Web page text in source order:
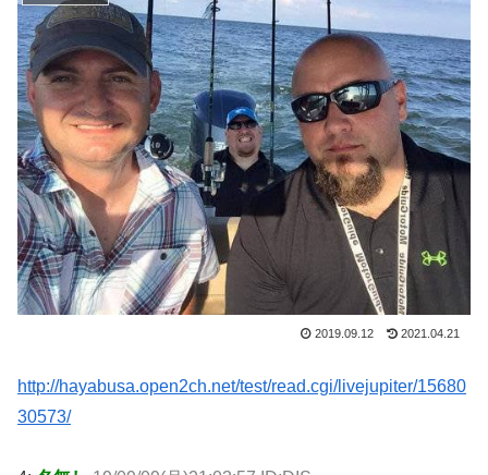
2019.09.12 2021.04.21
http://hayabusa.open2ch.net/test/read.cgi/livejupiter/15680
30573/